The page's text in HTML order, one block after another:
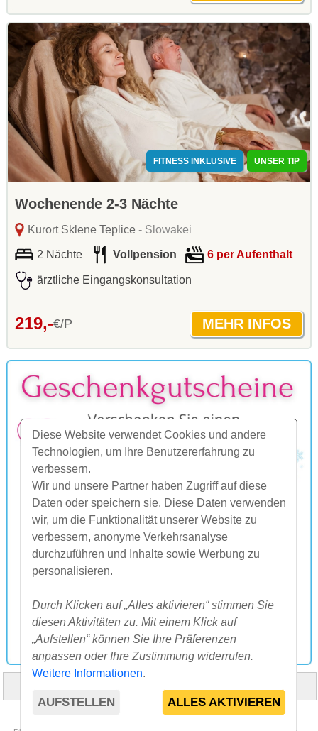
Diese Website verwendet Cookies und andere
Technologien, um Ihre Benutzererfahrung zu
verbessern.
Wir und unsere Partner haben Zugriff auf diese
Daten oder speichern sie. Diese Daten verwenden
wir, um die Funktionalität unserer Website zu
verbessern, anonyme Verkehrsanalyse
durchzuführen und Inhalte sowie Werbung zu
personalisieren.
Durch Klicken auf „Alles aktivieren“ stimmen Sie
diesen Aktivitäten zu. Mit einem Klick auf
„Aufstellen“ können Sie Ihre Präferenzen
anpassen oder Ihre Zustimmung widerrufen.
Weitere Informationen.
AUFSTELLEN ALLES AKTIVIEREN
FITNESS INKLUSIVE UNSER TIP
Wochenende 2-3 Nächte
Kurort Sklene Teplice- Slowakei
2 Nächte Vollpension 6 per Aufenthalt
ärztliche Eingangskonsultation
219,-€/P
© 2000-2026 CK SUNFLOWERS agency, s.r.o.